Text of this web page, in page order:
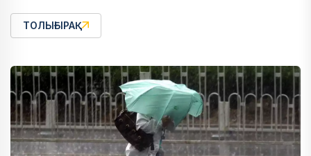
ТОЛЫҒЫРАҚ